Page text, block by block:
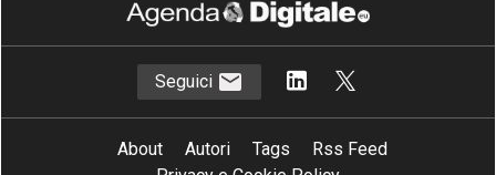
Seguici
About Autori Tags
Rss Feed